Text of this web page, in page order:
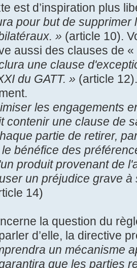
est d’inspiration plus
pour but de supprimer
» (article 10).
aussi des clauses de
une clause
du GATT. » (article
les engagements
contenir une clause de
partie de retirer,
bénéfice des
produit provenant de
un préjudice grave
14)
la question du
d’elle, la directive
un mécanisme
que les parties